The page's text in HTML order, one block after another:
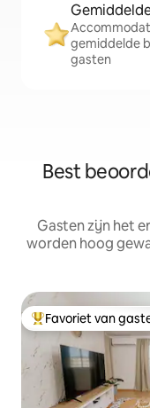
gemiddelde
gasten
Best
Gasten zijn het
worden hoog
Topfavoriet van
Favoriet van